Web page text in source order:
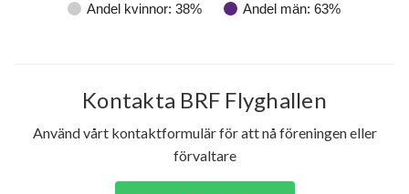
Andel kvinnor: 38% Andel män: 63%
Kontakta BRF Flyghallen
Använd vårt kontaktformulär för att nå föreningen eller
förvaltare